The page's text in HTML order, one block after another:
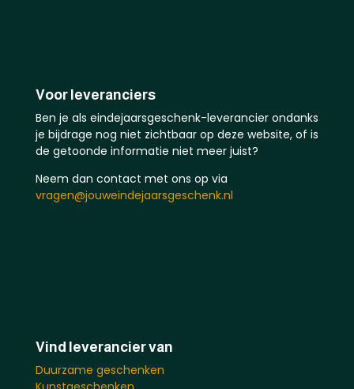
Voor leveranciers
Ben je als eindejaarsgeschenk-leverancier ondanks
je bijdrage nog niet zichtbaar op deze website, of is
de getoonde informatie niet meer juist?
Neem dan contact met ons op via
vragen@jouweindejaarsgeschenk.nl
Vind leverancier van
Duurzame geschenken